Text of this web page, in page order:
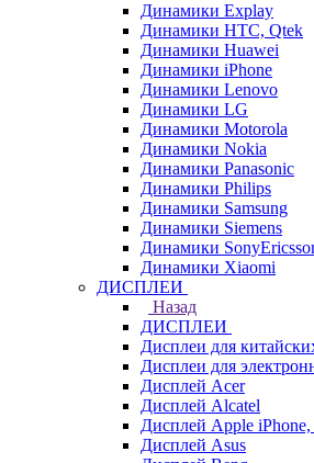
Динамики Explay
Динамики HTC, Qtek
Динамики Huawei
Динамики iPhone
Динамики Lenovo
Динамики LG
Динамики Motorola
Динамики Nokia
Динамики Panasonic
Динамики Philips
Динамики Samsung
Динамики Siemens
Динамики
Динамики Xiaomi
ДИСПЛЕИ
Назад
ДИСПЛЕИ
Дисплеи для
Дисплеи для
Дисплей Acer
Дисплей Alcatel
Дисплей Apple iPhone,
Дисплей Asus